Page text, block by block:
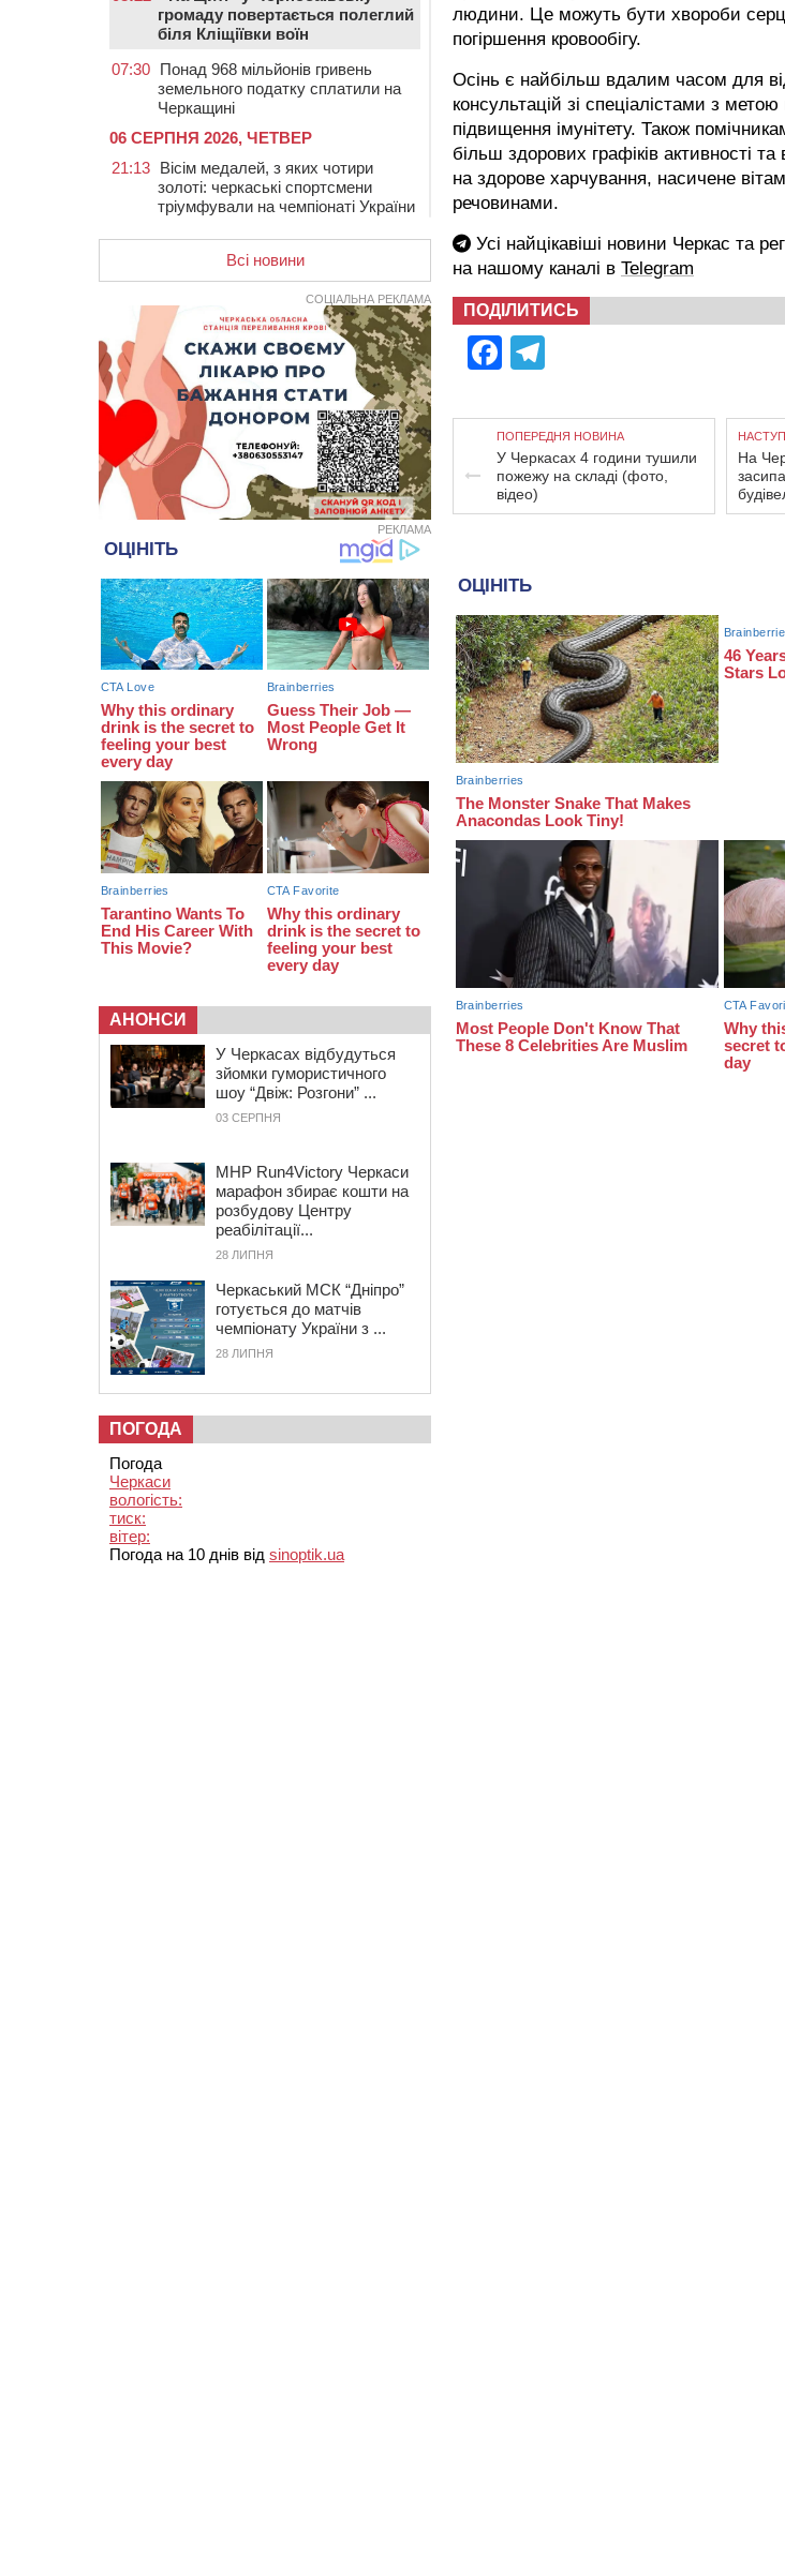
людини. Це можуть бути хвороби
погіршення кровообігу.
Осінь є найбільш вдалим часом для
консультацій зі спеціалістами з
підвищення імунітету. Також
більш здорових графіків активності та
на здорове харчування, насичене
речовинами.
Усі найцікавіші новини Черкас та
на нашому каналі в Telegram
ПОДІЛИТИСЬ
Facebook
ПОПЕРЕДНЯ НОВИНА
У Черкасах 4 години тушили
пожежу на складі (фото,
відео)
На
громаду повертається полеглий
біля Кліщіївки воїн
07:30 Понад 968 мільйонів гривень
земельного податку сплатили на
Черкащині
06 СЕРПНЯ 2026, ЧЕТВЕР
21:13 Вісім медалей, з яких чотири
золоті: черкаські спортсмени
тріумфували на чемпіонаті України
20:31 На Черкащині спека
протримається ще день
20:00 Педагогів Черкас запрошують на
зустріч із переможцем Global
Teacher Prize Ukraine 2023
19:24
У Черкасах водійка протаранила
Duster, коли здавала назад
18:50
На Черкащині з початку року
зросла кількість постраждалих від
укусів тварин
18:15
Черкаська тренувальна квартира
стала прикладом для громад з
усієї України
17:40 ЧНУ увійшов до 50
найпопулярніших вишів України
серед вступників
17:07 На Хімселищі у Черкасах
облаштували новий контейнерний
майданчик
Всі новини
СОЦІАЛЬНА РЕКЛАМА
РЕКЛАМА
АНОНСИ
У Черкасах відбудуться
зйомки гумористичного
шоу “Двіж: Розгони” ...
03 СЕРПНЯ
MHP Run4Victory Черкаси
марафон збирає кошти на
розбудову Центру
реабілітації...
28 ЛИПНЯ
Черкаський МСК “Дніпро”
готується до матчів
чемпіонату України з ...
28 ЛИПНЯ
ПОГОДА
Погода
Черкаси
вологість:
тиск:
вітер:
Погода на 10 днів від sinoptik.ua